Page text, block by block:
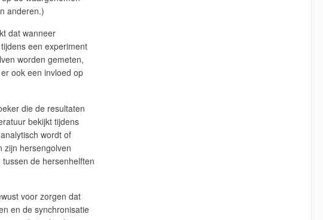
anderen.)
dat wanneer
een experiment
worden gemeten,
ook een invloed op
die de resultaten
bekijkt tijdens
wordt of
zijn hersengolven
de hersenhelften
voor zorgen dat
en de synchronisatie